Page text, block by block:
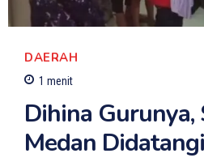
DAERAH
1 menit
Dihina
Medan